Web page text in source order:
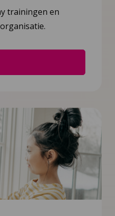
trainingen en